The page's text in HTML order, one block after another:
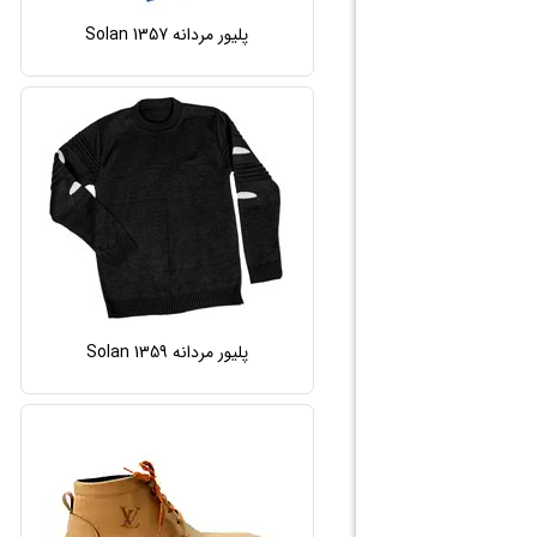
پلیور مردانه Solan 1357
پلیور مردانه Solan 1359